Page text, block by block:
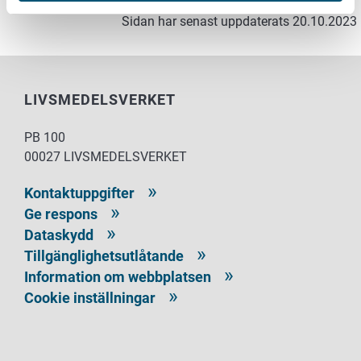
Sidan har senast uppdaterats 20.10.2023
LIVSMEDELSVERKET
PB 100
00027 LIVSMEDELSVERKET
Kontaktuppgifter
Ge respons
Dataskydd
Tillgänglighetsutlåtande
Information om webbplatsen
Cookie inställningar